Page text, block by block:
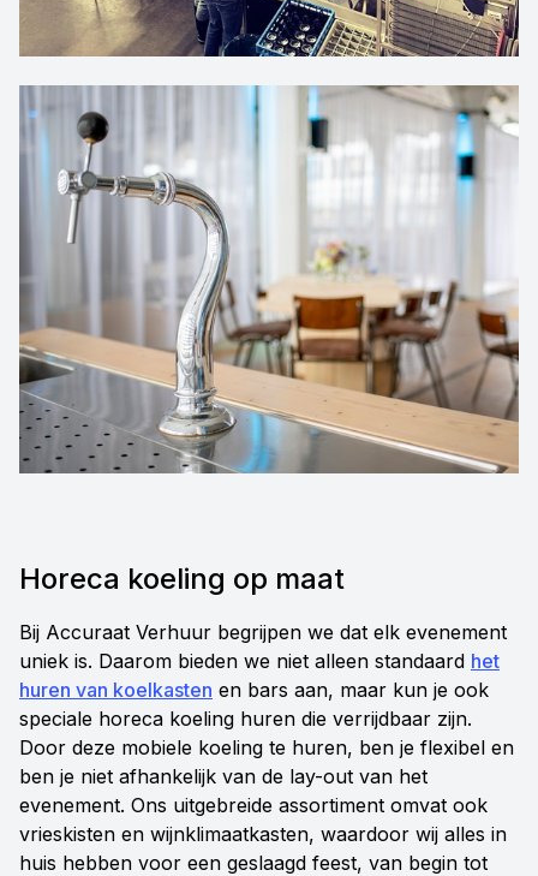
Horeca koeling op maat
Bij Accuraat Verhuur begrijpen we dat elk evenement
uniek is. Daarom bieden we niet alleen standaard het
huren van koelkasten en bars aan, maar kun je ook
speciale horeca koeling huren die verrijdbaar zijn.
Door deze mobiele koeling te huren, ben je flexibel en
ben je niet afhankelijk van de lay-out van het
evenement. Ons uitgebreide assortiment omvat ook
vrieskisten en wijnklimaatkasten, waardoor wij alles in
huis hebben voor een geslaagd feest, van begin tot